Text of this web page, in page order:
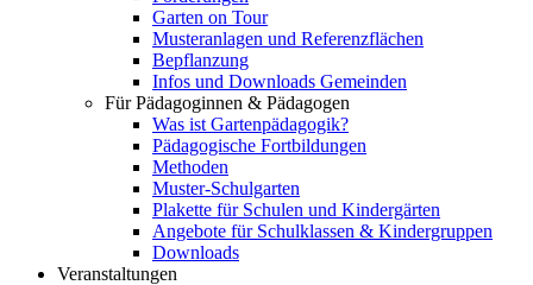
Garten on Tour
Musteranlagen und Referenzflächen
Bepflanzung
Infos und Downloads Gemeinden
Für Pädagoginnen & Pädagogen
Was ist Gartenpädagogik?
Pädagogische Fortbildungen
Methoden
Muster-Schulgarten
Plakette für Schulen und Kindergärten
Angebote für Schulklassen & Kindergruppen
Downloads
Veranstaltungen